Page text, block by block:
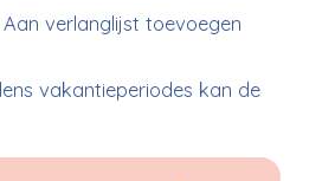
Aan verlanglijst toevoegen
vakantieperiodes kan de